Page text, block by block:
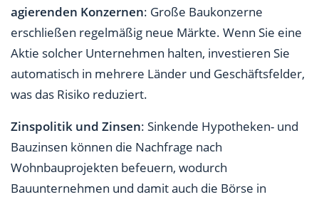
agierenden Konzernen: Große Baukonzerne
erschließen regelmäßig neue Märkte. Wenn Sie eine
Aktie solcher Unternehmen halten, investieren Sie
automatisch in mehrere Länder und Geschäftsfelder,
was das Risiko reduziert.
Zinspolitik und Zinsen: Sinkende Hypotheken- und
Bauzinsen können die Nachfrage nach
Wohnbauprojekten befeuern, wodurch
Bauunternehmen und damit auch die Börse in